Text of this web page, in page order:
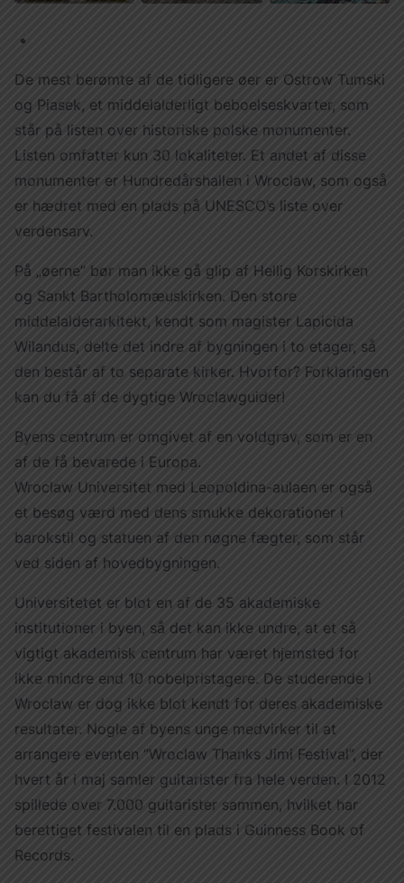
De mest berømte af de tidligere øer er Ostrow Tumski
og Piasek, et middelalderligt beboelseskvarter, som
står på listen over historiske polske monumenter.
Listen omfatter kun 30 lokaliteter. Et andet af disse
monumenter er Hundredårshallen i Wroclaw, som også
er hædret med en plads på UNESCO’s liste over
verdensarv.
På „øerne” bør man ikke gå glip af Hellig Korskirken
og Sankt Bartholomæuskirken. Den store
middelalderarkitekt, kendt som magister Lapicida
Wilandus, delte det indre af bygningen i to etager, så
den består af to separate kirker. Hvorfor? Forklaringen
kan du få af de dygtige Wroclawguider!
Byens centrum er omgivet af en voldgrav, som er en
af de få bevarede i Europa.
Wroclaw Universitet med Leopoldina-aulaen er også
et besøg værd med dens smukke dekorationer i
barokstil og statuen af den nøgne fægter, som står
ved siden af hovedbygningen.
Universitetet er blot en af de 35 akademiske
institutioner i byen, så det kan ikke undre, at et så
vigtigt akademisk centrum har været hjemsted for
ikke mindre end 10 nobelpristagere. De studerende i
Wroclaw er dog ikke blot kendt for deres akademiske
resultater. Nogle af byens unge medvirker til at
arrangere eventen ”Wroclaw Thanks Jimi Festival”, der
hvert år i maj samler guitarister fra hele verden. I 2012
spillede over 7.000 guitarister sammen, hvilket har
berettiget festivalen til en plads i Guinness Book of
Records.